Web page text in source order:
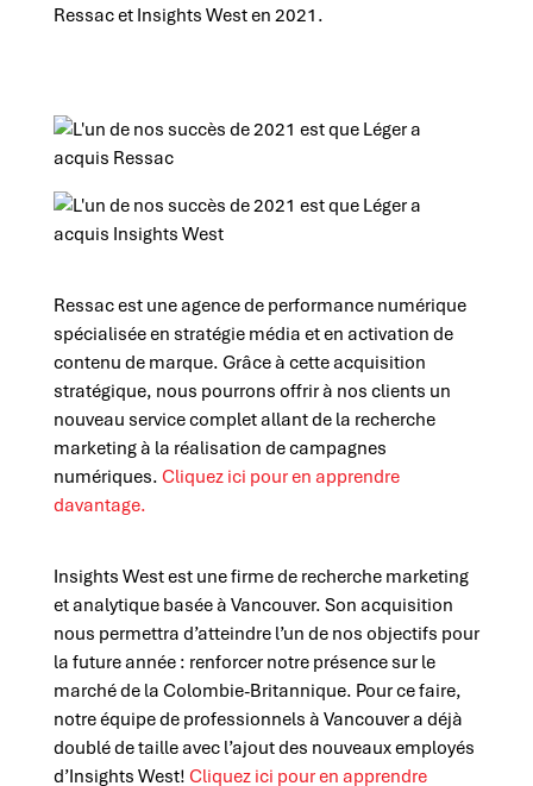
Ressac et Insights West en 2021.
Ressac est une agence de performance numérique
spécialisée en stratégie média et en activation de
contenu de marque. Grâce à cette acquisition
stratégique, nous pourrons offrir à nos clients un
nouveau service complet allant de la recherche
marketing à la réalisation de campagnes
numériques. Cliquez ici pour en apprendre
davantage.
Insights West est une firme de recherche marketing
et analytique basée à Vancouver. Son acquisition
nous permettra d’atteindre l’un de nos objectifs pour
la future année : renforcer notre présence sur le
marché de la Colombie-Britannique. Pour ce faire,
notre équipe de professionnels à Vancouver a déjà
doublé de taille avec l’ajout des nouveaux employés
d’Insights West! Cliquez ici pour en apprendre